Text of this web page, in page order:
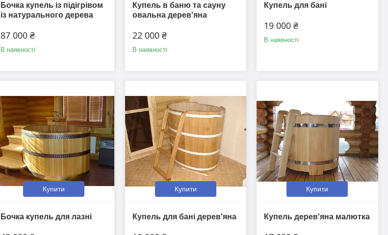
Бочка купель із підігрівом
із натурального дерева
87 000 ₴
В наявності
Купель в баню та сауну
овальна дерев'яна
22 000 ₴
В наявності
Купель для бані
19 000 ₴
В наявності
Купити
Бочка купель для лазні
Купити
Купель для бані дерев'яна
Купити
Купель дерев'яна малютка